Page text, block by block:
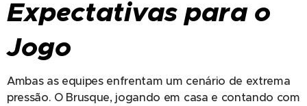
Expectativas para o
Jogo
Ambas as equipes enfrentam um cenário de extrema
pressão. O Brusque, jogando em casa e contando com